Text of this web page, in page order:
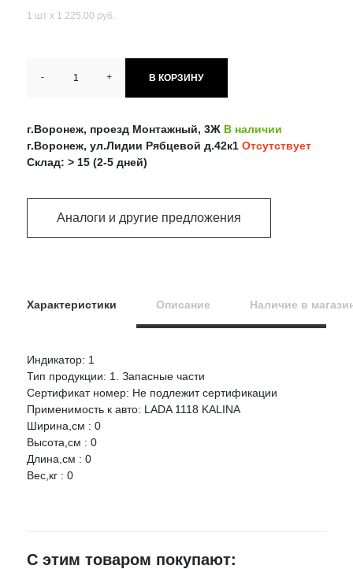
1 шт х 1 225.00 руб.
- + В КОРЗИНУ
г.Воронеж, проезд Монтажный, 3Ж В наличии
г.Воронеж, ул.Лидии Рябцевой д.42к1 Отсутствует
Склад: > 15 (2-5 дней)
Аналоги и другие предложения
Характеристики Описание Наличие в
Индикатор: 1
Тип продукции: 1. Запасные части
Сертификат номер: Не подлежит сертификации
Применимость к авто: LADA 1118 KALINA
Ширина,см : 0
Высота,см : 0
Длина,см : 0
Вес,кг : 0
НАЛИЧИЕ СРОК ЦЕНА
АВТОВАЗ 1118 Усилитель заднего крыла правый ВАЗ
Артикул: 11180840407400
Оцените товар:
Ваше имя
E-mail
С этим товаром покупают: